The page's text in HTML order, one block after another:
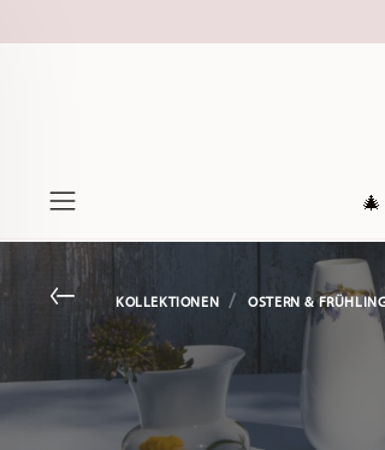
Go backKOLLEKTIONEN OSTERN &